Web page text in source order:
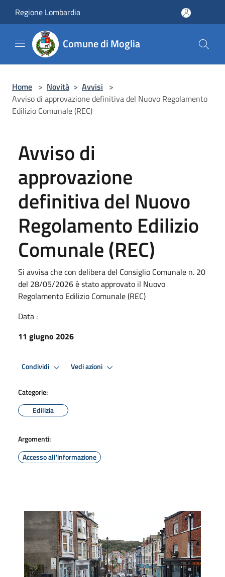
Regione Lombardia
Comune di Moglia
Home > Novità > Avvisi >
Avviso di approvazione definitiva del Nuovo Regolamento
Edilizio Comunale (REC)
Avviso di
approvazione
definitiva del Nuovo
Regolamento Edilizio
Comunale (REC)
Si avvisa che con delibera del Consiglio Comunale n. 20
del 28/05/2026 è stato approvato il Nuovo
Regolamento Edilizio Comunale (REC)
Data :
11 giugno 2026
Condividi Vedi azioni
Categorie:
Edilizia
Argomenti:
Accesso all'informazione